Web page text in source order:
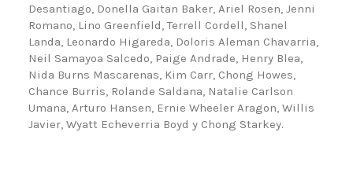
Desantiago, Donella Gaitan Baker, Ariel Rosen, Jenni
Romano, Lino Greenfield, Terrell Cordell, Shanel
Landa, Leonardo Higareda, Doloris Aleman Chavarria,
Neil Samayoa Salcedo, Paige Andrade, Henry Blea,
Nida Burns Mascarenas, Kim Carr, Chong Howes,
Chance Burris, Rolande Saldana, Natalie Carlson
Umana, Arturo Hansen, Ernie Wheeler Aragon, Willis
Javier, Wyatt Echeverria Boyd y Chong Starkey.